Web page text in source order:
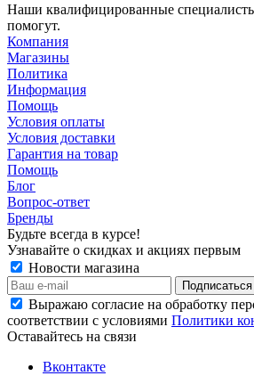
Наши квалифицированные
помогут.
Компания
Магазины
Политика
Информация
Помощь
Условия оплаты
Условия доставки
Гарантия на товар
Помощь
Блог
Вопрос-ответ
Бренды
Будьте всегда в курсе!
Узнавайте о скидках и акциях первым
Новости магазина
Выражаю согласие на обработку
соответствии с условиями Политики
Оставайтесь на связи
Вконтакте